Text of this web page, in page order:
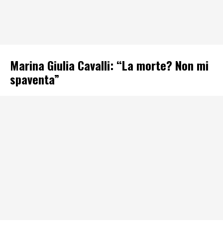
Marina Giulia Cavalli: “La morte? Non mi
spaventa”